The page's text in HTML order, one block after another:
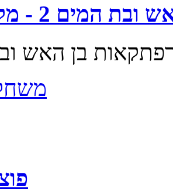
המים 2 - מקדש האור